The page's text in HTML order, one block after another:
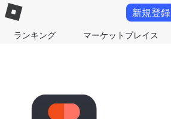
ランキング マーケットプレイス
新規登録